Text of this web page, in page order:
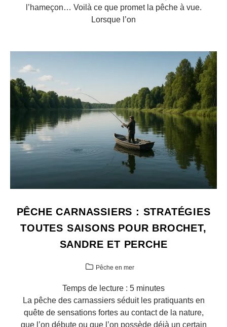
l’hameçon… Voilà ce que promet la pêche à vue.
Lorsque l’on
PÊCHE CARNASSIERS : STRATÉGIES
TOUTES SAISONS POUR BROCHET,
SANDRE ET PERCHE
Pêche en mer
Temps de lecture : 5 minutes
La pêche des carnassiers séduit les pratiquants en
quête de sensations fortes au contact de la nature,
que l’on débute ou que l’on possède déjà un certain